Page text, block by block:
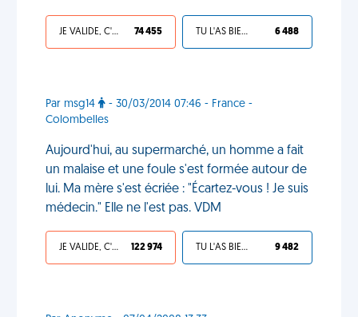
JE VALIDE, C'EST UNE VDM 74 455 TU L'AS BIEN MÉRITÉ 6 488
Par msg14
- 30/03/2014 07:46 - France -
Colombelles
Aujourd'hui, au supermarché, un homme a fait
un malaise et une foule s'est formée autour de
lui. Ma mère s'est écriée : "Écartez-vous ! Je suis
médecin." Elle ne l'est pas. VDM
JE VALIDE, C'EST UNE VDM 122 974 TU L'AS BIEN MÉRITÉ 9 482